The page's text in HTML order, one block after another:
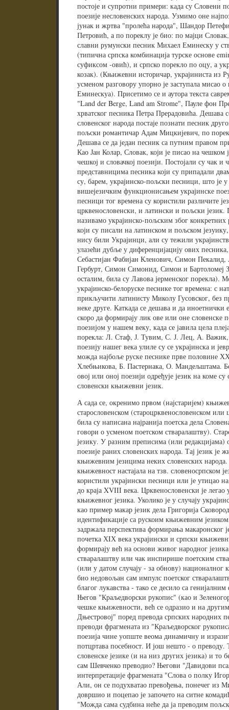
постоје и супротни примери: када су Словени
поезије несловенских народа. Узмимо оне
јунак и жртва "пролећа народа", Шандор
Петровић, а по пореклу је био: по мајци
славни румунски песник Михаел Еминеску у
(типична српска комбинација турске основе
суфиксом -овић), и српско порекло по оцу, а
козак). (Књижевни историчар, украјиниста из
усменом разговору упорно је заступала мисао
Еминескуа). Присетимо се и аутора текста
"Land der Berge, Land am Strome", Пауле фон
хрватског песника Петра Прерадовића. Дешава
словенског народа постаје познати песник
пољски романтичар Адам Мицкијевич, по
Дешава се да један песник са путним правом
Као Јан Колар, Словак, који је писао на чешком
чешкој и словачкој поезији. Постојали су чак
представницима песника који су припадали
су, барем, украјинско-пољски песници, што је у
вишејезичким функционисањем украјинске
песници тог времена су користили различите
црквенословенски, и латински и пољски језик.
називамо украјинско-пољским због
који су писали на латинском и пољском
нису били Украјинци, али су тежили
улазећи дубље у диференцијацију ових
Себастијан Фабијан Кленович, Симон
Гербурт, Симон Симонид, Симон и Бартоломеј
осталим, била су Лавова јерменског порекла).
украјинско-белоруске песнике тог времена: с
прикључити латинисту Миколу Гусовског,
неке друге. Каткада се дешава и да иноетнички
скоро да формирају лик ове или оне словенске
поезијом у нашем веку, када се јавила цела
порекла: Л. Стаф, Ј. Тувим, С. Ј. Лец, А.
поезију нашег века улиле су се украјинска и
можда најбоље руске песнике прве половине
Хлебњикова, Б. Пастернака, О. Мандељштама.
овој или оној поезији одређује језик на коме
словенски књижевни језик.
А сада се, окренимо првом (најстаријем)
старословенском (староцрквенословенском
била су написана најранија поетска дела
говори о усменом поетском стваралаштву).
језику. У разним преписима (или редакцијама)
поезије раних словенских народа. Тај језик је
књижевним језицима неких словенских
књижевност настајала на тзв. словеносрпском
користили украјински песници или је утицао
до краја XVIII века. Црквенословенски је
књижевног језика. Уколико је у случају
као пример макар језик дела Григорија
идентификације са рускоим књижевним
задржала перспектива формирања макаронског
почетка ХIХ века украјински и српски
формирају већ на основи живог народног
стваралаштву или чак инспирише поетским
(или у датом случају - за обнову) националног
био недовољан сам импулс поетског
благог лукавства - тако се десило са
Његов "Краљедворски рукопис" (као и
чешке књижевности, већ се одразио и на
Дњестровој" поред превода српских народних
преводи фрагмената из "Краљедворског
поезија чине уопште веома динамичну и
потцртава посебност. И још нешто - о преводу.
словенске језике (и на низ других језика) и то
сам Шевченко преводио? Његови "Давидови
интерпретације фрагмената "Слова о полку
Али, он се подухватао превођења, понечег из
довршио и поцепао је започето на ситне
"Можда сама судбина неће да ја преводим